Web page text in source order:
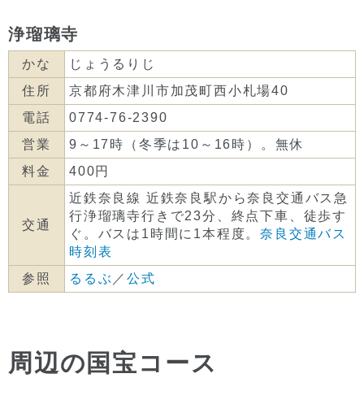
浄瑠璃寺
かな
じょうるりじ
住所
京都府木津川市加茂町西小札場40
電話
0774-76-2390
営業
9～17時（冬季は10～16時）。無休
料金
400円
交通
近鉄奈良線 近鉄奈良駅から奈良交通バス急
行浄瑠璃寺行きで23分、終点下車、徒歩す
ぐ。バスは1時間に1本程度。奈良交通バス
時刻表
参照
るるぶ ／公式
周辺の国宝コース